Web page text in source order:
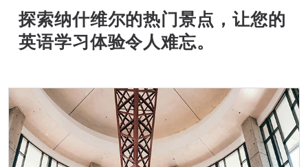
探索纳什维尔的热门景点，让您的
英语学习体验令人难忘。